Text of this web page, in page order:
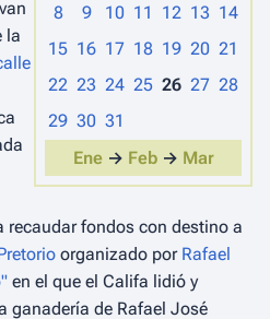
8
9 10 11 12 13 14
15 16 17 18 19 20 21
22 23 24 25 26 27 28
29 30 31
Ene→ Feb→ Mar
la
recaudar fondos con destino a
organizado por Rafael
en el que el Califa lidió y
ganadería de Rafael José